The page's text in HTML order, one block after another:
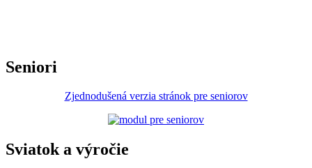
Seniori
Zjednodušená verzia stránok pre seniorov
Sviatok a výročie